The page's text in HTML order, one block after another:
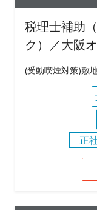
税理士補助
ク）／大阪
(受動喫煙対策)敷
正